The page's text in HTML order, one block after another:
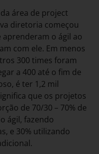
área de project
diretoria começou
aprenderam o ágil ao
com ele. Em menos
300 times foram
a 400 até o fim de
é ter 1,2 mil
que os projetos
de 70/30 – 70% de
ágil, fazendo
e 30% utilizando